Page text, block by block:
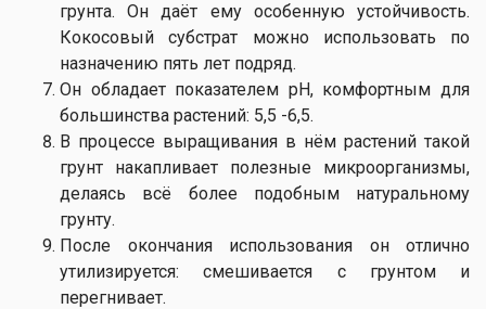
грунта. Он даёт ему особенную устойчивость.
Кокосовый субстрат можно использовать по
назначению пять лет подряд.
Он обладает показателем pH, комфортным для
большинства растений: 5,5 -6,5.
В процессе выращивания в нём растений такой
грунт накапливает полезные микроорганизмы,
делаясь всё более подобным натуральному
грунту.
После окончания использования он отлично
утилизируется: смешивается с грунтом и
перегнивает.